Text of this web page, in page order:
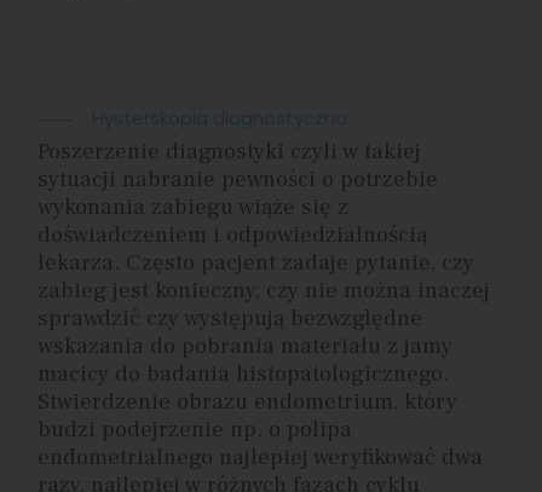
Hysterskopia diagnostyczna
Poszerzenie diagnostyki czyli w takiej
sytuacji nabranie pewności o potrzebie
wykonania zabiegu wiąże się z
doświadczeniem i odpowiedzialnością
lekarza. Często pacjent zadaje pytanie, czy
zabieg jest konieczny, czy nie można inaczej
sprawdzić czy występują bezwzględne
wskazania do pobrania materiału z jamy
macicy do badania histopatologicznego.
Stwierdzenie obrazu endometrium, który
budzi podejrzenie np. o polipa
endometrialnego najlepiej weryfikować dwa
razy, najlepiej w różnych fazach cyklu